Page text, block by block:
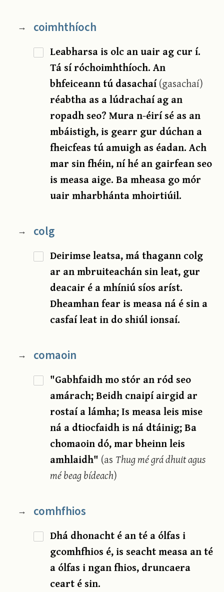
→ coimhthíoch
Leabharsa is olc an uair ag cur í.
Tá sí róchoimhthíoch. An
bhfeiceann tú dasachaí(gasachaí)
réabtha as a lúdrachaí ag an
ropadh seo? Mura n-éirí sé as an
mbáistigh, is gearr gur dúchan a
fheicfeas tú amuigh as éadan. Ach
mar sin fhéin, ní hé an gairfean seo
is measa aige. Ba mheasa go mór
uair mharbhánta mhoirtiúil.
→ colg
Deirimse leatsa, má thagann colg
ar an mbruiteachán sin leat, gur
deacair é a mhíniú síos aríst.
Dheamhan fear is measa ná é sin a
casfaí leat in do shiúl ionsaí.
→ comaoin
"Gabhfaidh mo stór an ród seo
amárach; Beidh cnaipí airgid ar
rostaí a lámha; Is measa leis mise
ná a dtiocfaidh is ná dtáinig; Ba
chomaoin dó, mar bheinn leis
amhlaidh" (as Thug mé grá dhuit agus
mé beag bídeach)
→ comhfhios
Dhá dhonacht é an té a ólfas i
gcomhfhios é, is seacht measa an té
a ólfas i ngan fhios, druncaera
ceart é sin.